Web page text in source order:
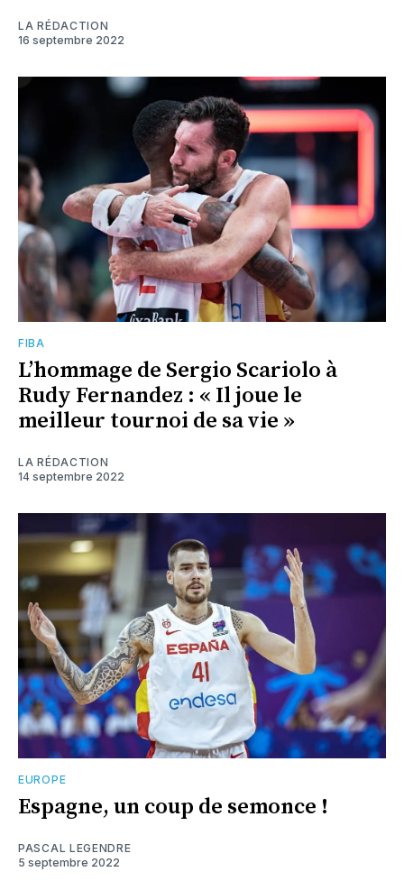
LA RÉDACTION
16 septembre 2022
FIBA
L’hommage de Sergio Scariolo à
Rudy Fernandez : « Il joue le
meilleur tournoi de sa vie »
LA RÉDACTION
14 septembre 2022
EUROPE
Espagne, un coup de semonce !
PASCAL LEGENDRE
5 septembre 2022